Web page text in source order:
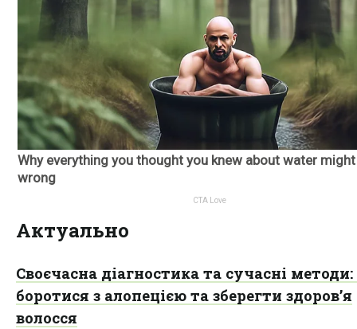
Актуально
Своєчасна діагностика та сучасні
боротися з алопецією та зберегти здоров’я
волосся